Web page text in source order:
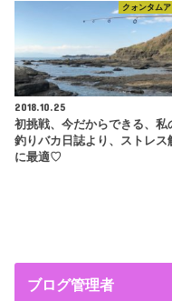
クォンタム
2018.10.25
初挑戦、今だからできる、私
釣りバカ日誌より、ストレス
に最適♡
ブログ管理者